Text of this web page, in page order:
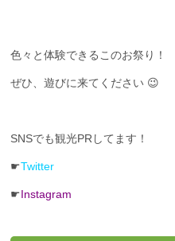
色々と体験できるこのお祭り！
ぜひ、遊びに来てください 😉
SNSでも観光PRしてます！
☛Twitter
☛Instagram